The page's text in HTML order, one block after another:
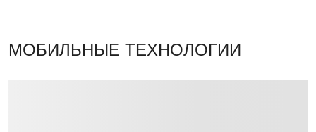
МОБИЛЬНЫЕ ТЕХНОЛОГИИ